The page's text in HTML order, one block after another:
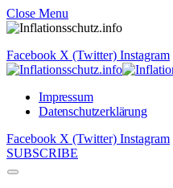
Close Menu
Facebook X (Twitter) Instagram
Impressum
Datenschutzerklärung
Facebook X (Twitter) Instagram
SUBSCRIBE